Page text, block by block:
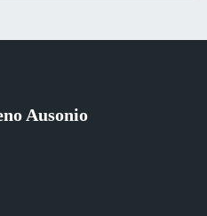
Ausonio